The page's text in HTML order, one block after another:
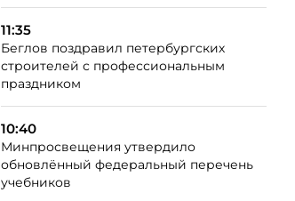
11:35
Беглов поздравил петербургских
строителей с профессиональным
праздником
10:40
Минпросвещения утвердило
обновлённый федеральный перечень
учебников